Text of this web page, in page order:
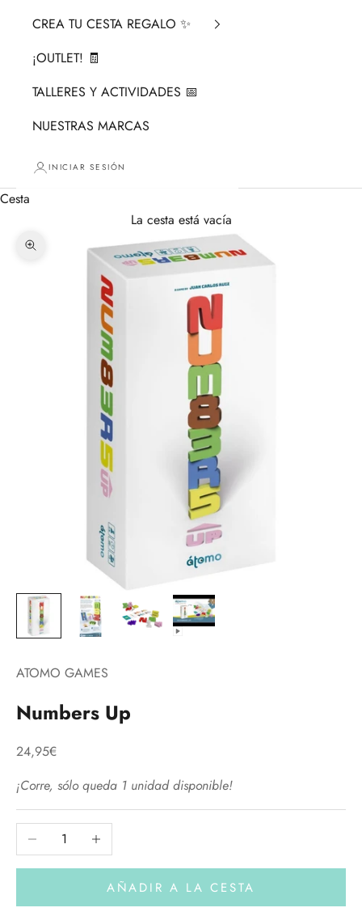
CREA TU CESTA REGALO ✨
¡OUTLET! 🧾
TALLERES Y ACTIVIDADES 📅
NUESTRAS MARCAS
INICIAR SESIÓN
Cesta
La cesta está vacía
Zoom
ATOMO GAMES
Numbers Up
Precio de oferta
24,95€
¡Corre, sólo queda 1 unidad disponible!
Reducir cantidadAumentar cantidad
AÑADIR A LA CESTA